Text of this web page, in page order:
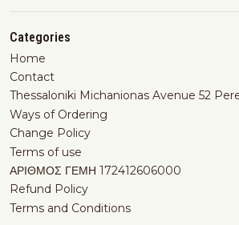
Categories
Home
Contact
Thessaloniki Michanionas Avenue 52
Ways of Ordering
Change Policy
Terms of use
ΑΡΙΘΜΟΣ ΓΕΜΗ 172412606000
Refund Policy
Terms and Conditions